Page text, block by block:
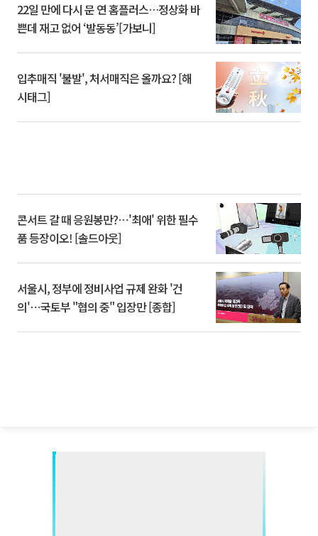
22일 만에 다시 문 연 홈플러스…정상화 바
쁜데 재고 없어 ‘발동동’[가보니]
입추매직 '불발', 처서매직은 올까요? [해
시태그]
콘서트 갈 때 응원봉만?⋯'최애' 위한 필수
품 등장이오! [솔드아웃]
서울시, 정부에 정비사업 규제 완화 '건
의'⋯국토부 "협의 중" 입장만 [종합]